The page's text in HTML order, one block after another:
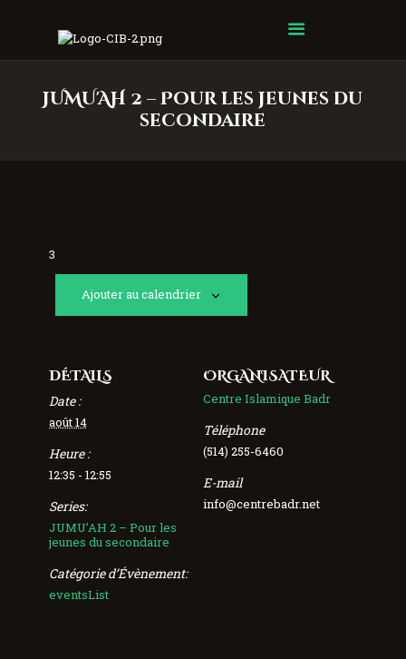
JUMU'AH 2 – Pour les jeunes du
secondaire
Centre Islamique Badr
3
Ajouter au calendrier
DÉTAILS
Date :
août 14
Heure :
12:35 - 12:55
Series:
JUMU’AH 2 – Pour les
jeunes du secondaire
Catégorie d’Évènement:
eventsList
ORGANISATEUR
Centre Islamique Badr
Téléphone
(514) 255-6460
E-mail
info@centrebadr.net